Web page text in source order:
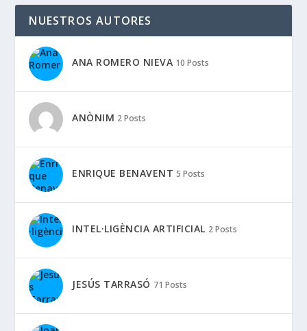
NUESTROS AUTORES
ANA ROMERO NIEVA 10 Posts
ANÒNIM 2 Posts
ENRIQUE BENAVENT 5 Posts
INTEL·LIGÈNCIA ARTIFICIAL 2 Posts
JESÚS TARRASÓ 71 Posts